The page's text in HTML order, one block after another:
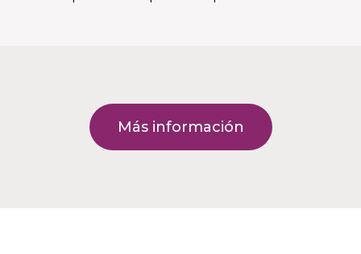
Más información